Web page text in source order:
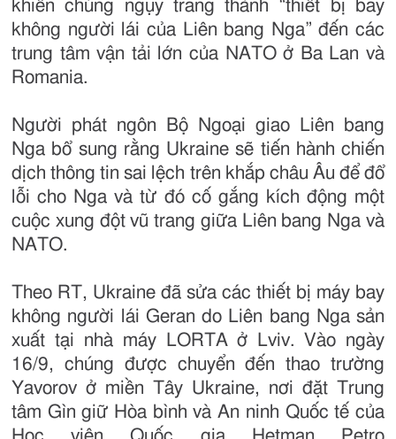
khiển chúng ngụy trang thành “thiết bị bay
không người lái của Liên bang Nga” đến các
trung tâm vận tải lớn của NATO ở Ba Lan và
Romania.
Người phát ngôn Bộ Ngoại giao Liên bang
Nga bổ sung rằng Ukraine sẽ tiến hành chiến
dịch thông tin sai lệch trên khắp châu Âu để đổ
lỗi cho Nga và từ đó cố gắng kích động một
cuộc xung đột vũ trang giữa Liên bang Nga và
NATO.
Theo RT, Ukraine đã sửa các thiết bị máy bay
không người lái Geran do Liên bang Nga sản
xuất tại nhà máy LORTA ở Lviv. Vào ngày
16/9, chúng được chuyển đến thao trường
Yavorov ở miền Tây Ukraine, nơi đặt Trung
tâm Gìn giữ Hòa bình và An ninh Quốc tế của